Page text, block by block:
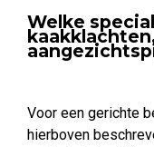
Welke
Voor een gerichte
hierboven